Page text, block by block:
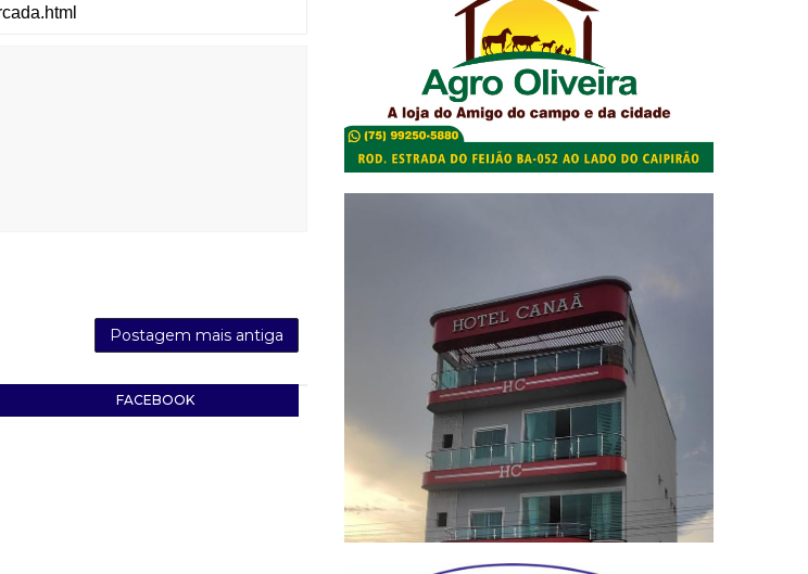
Postagem mais antiga
FACEBOOK